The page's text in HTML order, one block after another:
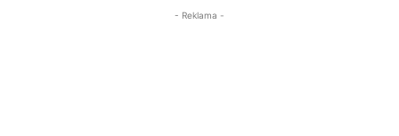
- Reklama -